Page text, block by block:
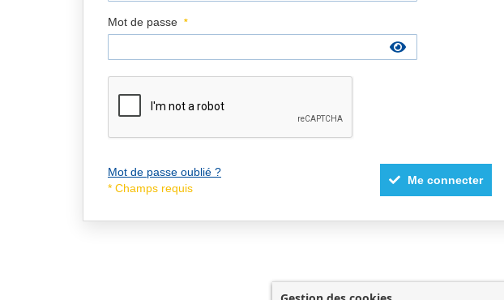
Mot de passe
Mot de passe oublié ?
Me connecter